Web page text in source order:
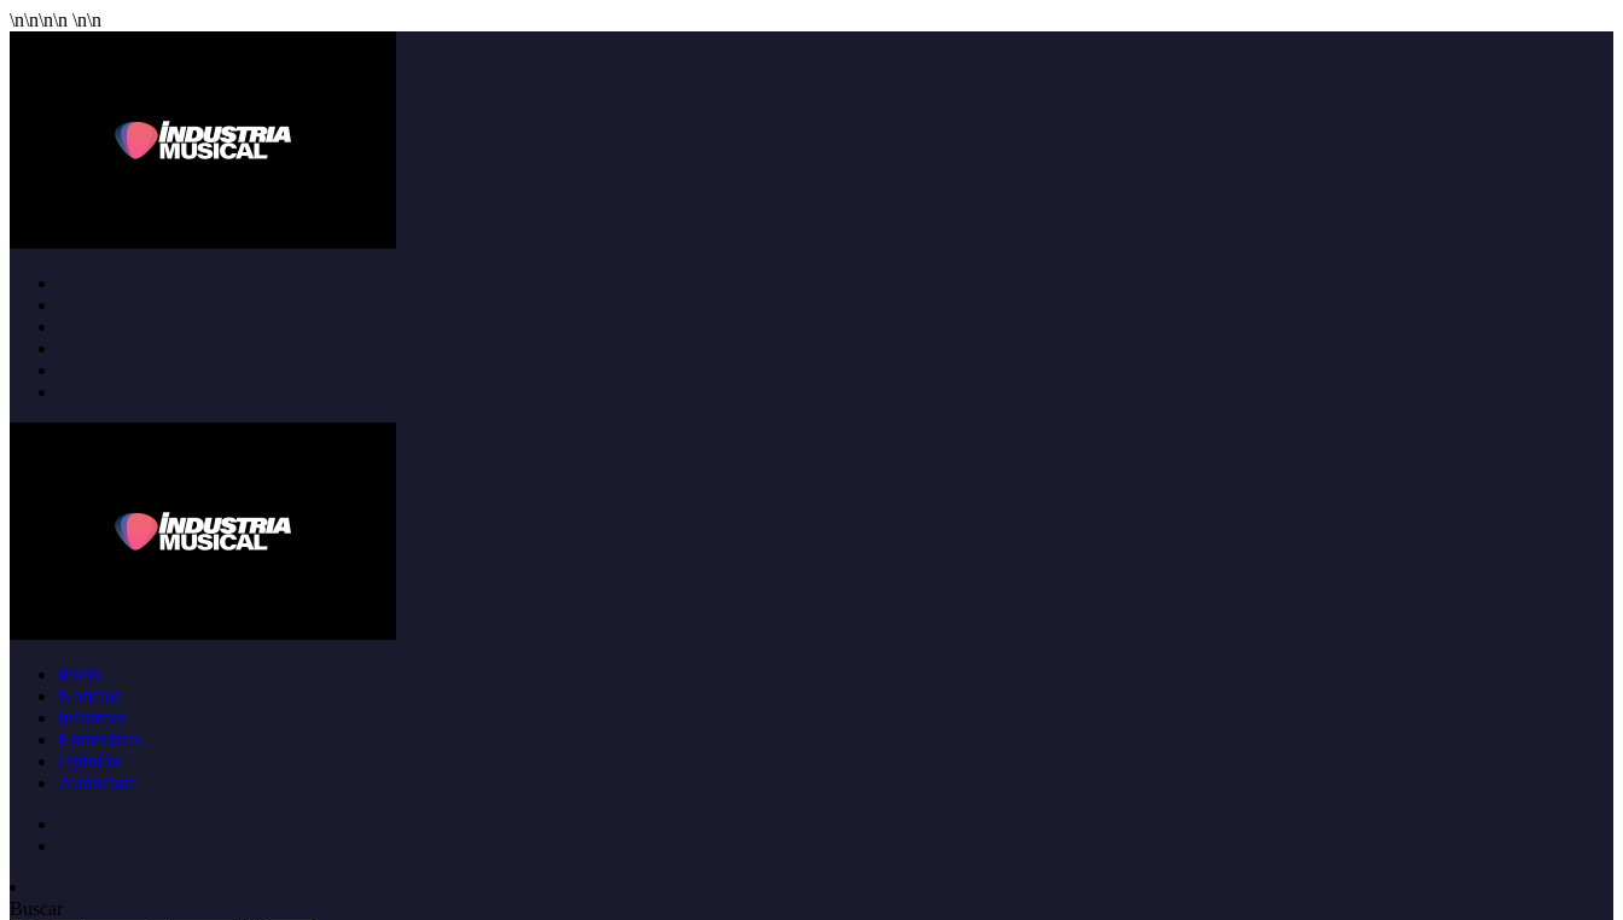
\n\n\n\n \n\n
Inicio
Noticias
Informes
Entrevistas
Opinión
Anúnciate
Buscar